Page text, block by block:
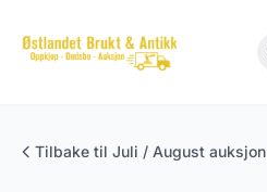
Tilbake til Juli / August auksjon